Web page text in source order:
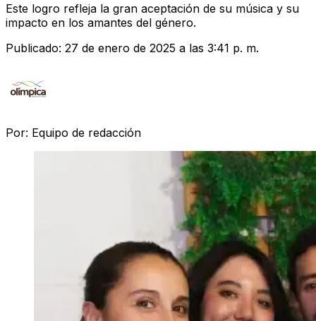
Este logro refleja la gran aceptación de su música y su
impacto en los amantes del género.
Publicado: 27 de enero de 2025 a las 3:41 p. m.
Por: Equipo de redacción